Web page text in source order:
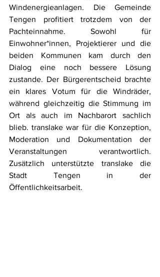
Windenergieanlagen. Die Gemeinde
Tengen profitiert trotzdem von der
Pachteinnahme. Sowohl für
Einwohner*innen, Projektierer und die
beiden Kommunen kam durch den
Dialog eine noch bessere Lösung
zustande. Der Bürgerentscheid brachte
ein klares Votum für die Windräder,
während gleichzeitig die Stimmung im
Ort als auch im Nachbarort sachlich
blieb. translake war für die Konzeption,
Moderation und Dokumentation der
Veranstaltungen verantwortlich.
Zusätzlich unterstützte translake die
Stadt Tengen in der
Öffentlichkeitsarbeit.